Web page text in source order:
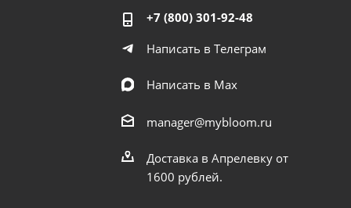
+7 (800) 301-92-48
Написать в Телеграм
Написать в Мах
manager@mybloom.ru
Доставка в Апрелевку от
1600 рублей.